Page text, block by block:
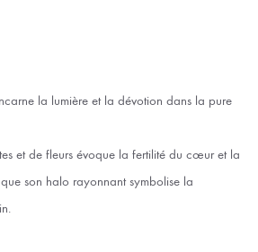
la lumière et la dévotion dans la pure
et de fleurs évoque la fertilité du cœur et la
son halo rayonnant symbolise la